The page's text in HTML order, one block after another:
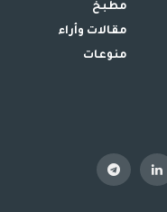
مطبخ
مقالات وأراء
منوعات